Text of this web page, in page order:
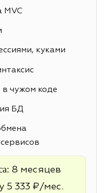
MVC
куками
в чужом коде
БД
8 месяцев
5 333 ₽/мес.